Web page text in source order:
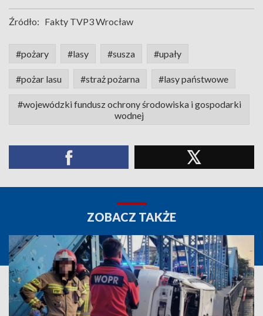
Źródło: Fakty TVP3 Wrocław
#pożary #lasy #susza #upały
#pożar lasu #straż pożarna #lasy państwowe
#wojewódzki fundusz ochrony środowiska i gospodarki
wodnej
ZOBACZ TAKŻE